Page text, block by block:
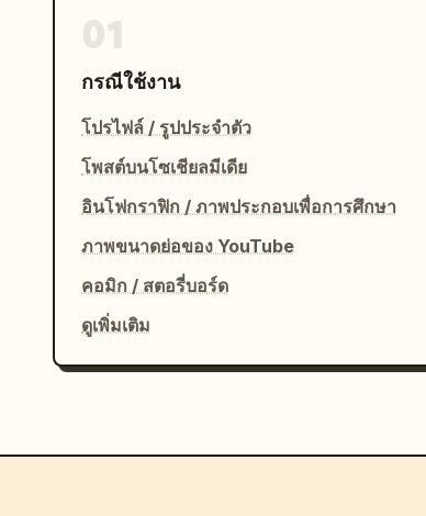
กรณีใช้งาน
โปรไฟล์ / รูปประจำตัว
โพสต์บนโซเชียลมีเดีย
อินโฟกราฟิก / ภาพประกอบเพื่อการศึกษา
ภาพขนาดย่อของ YouTube
คอมิก / สตอรี่บอร์ด
ดูเพิ่มเติม